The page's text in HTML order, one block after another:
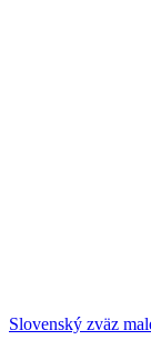
Slovenský zväz